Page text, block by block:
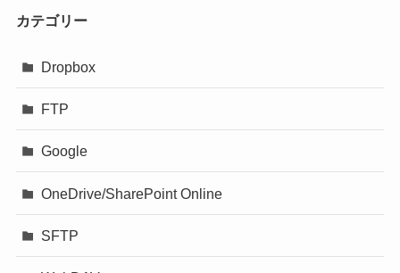
カテゴリー
Dropbox
FTP
Google
OneDrive/SharePoint Online
SFTP